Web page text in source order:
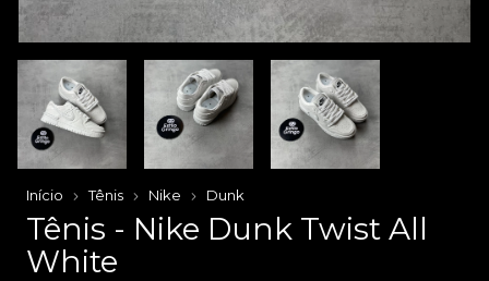
Início Tênis Nike Dunk
Tênis - Nike Dunk Twist All
White